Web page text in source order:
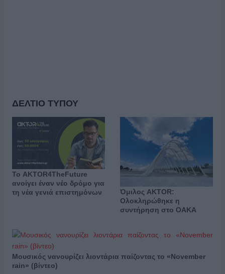
ΔΕΛΤΙΟ ΤΥΠΟΥ
Το AKTOR4TheFuture
ανοίγει έναν νέο δρόμο για
τη νέα γενιά επιστημόνων
Όμιλος AKTOR:
Ολοκληρώθηκε η
συντήρηση στο ΟΑΚΑ
Μουσικός νανουρίζει λιοντάρια παίζοντας το «November
rain» (βίντεο)